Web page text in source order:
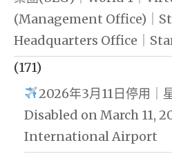
(Management Office)｜
Headquarters Office｜
(171)
2026年3月11日停用｜
Disabled on March 11,
International Airport